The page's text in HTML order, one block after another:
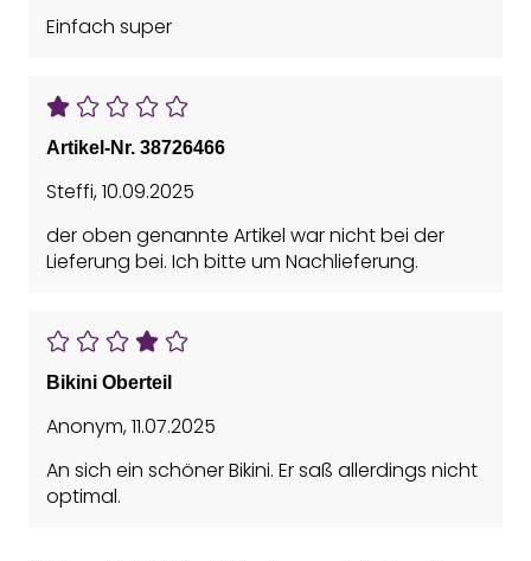
Einfach super
Artikel-Nr. 38726466
Steffi,10.09.2025
der oben genannte Artikel war nicht bei der
Lieferung bei. Ich bitte um Nachlieferung.
Bikini Oberteil
Anonym,11.07.2025
An sich ein schöner Bikini. Er saß allerdings nicht
optimal.